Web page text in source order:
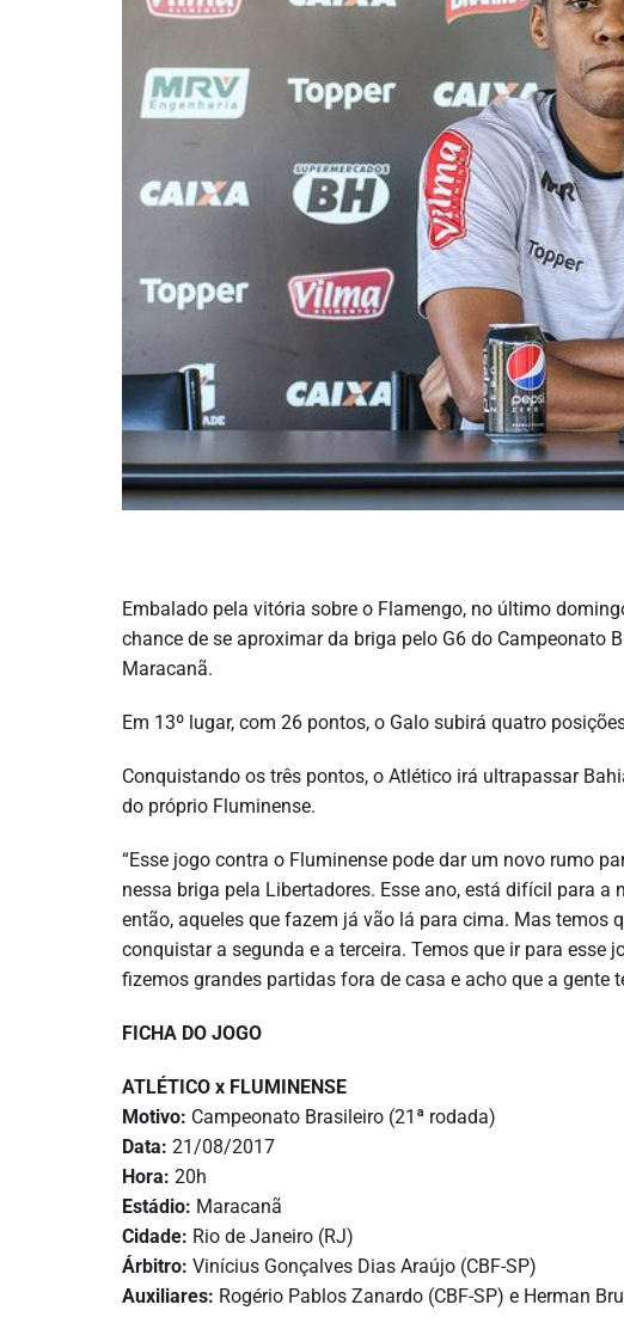
Embalado pela vitória sobre o Flamengo, no último
chance de se aproximar da briga pelo G6 do Campeonato
Maracanã.
Em 13º lugar, com 26 pontos, o Galo subirá quatro
Conquistando os três pontos, o Atlético irá ultrapassar
do próprio Fluminense.
“Esse jogo contra o Fluminense pode dar um novo rumo
nessa briga pela Libertadores. Esse ano, está difícil para
então, aqueles que fazem já vão lá para cima. Mas temos
conquistar a segunda e a terceira. Temos que ir para
fizemos grandes partidas fora de casa e acho que a gente
FICHA DO JOGO
ATLÉTICO x FLUMINENSE
Motivo: Campeonato Brasileiro (21ª rodada)
Data: 21/08/2017
Hora: 20h
Estádio: Maracanã
Cidade: Rio de Janeiro (RJ)
Árbitro: Vinícius Gonçalves Dias Araújo (CBF-SP)
Auxiliares: Rogério Pablos Zanardo (CBF-SP) e Herman